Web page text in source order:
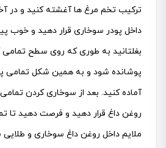
ترکیب تخم مرغ ها آغشته کنید و در
داخل پودر سوخاری قرار دهید و خوب
بغلتانید به طوری که روی سطح تمامی
پوشانده شود و به همین شکل تمامی
آماده کنید. بعد از سوخاری کردن تمامی
روغن داغ قرار دهید و فرصت دهید تا
ملایم داخل روغن داغ سوخاری و